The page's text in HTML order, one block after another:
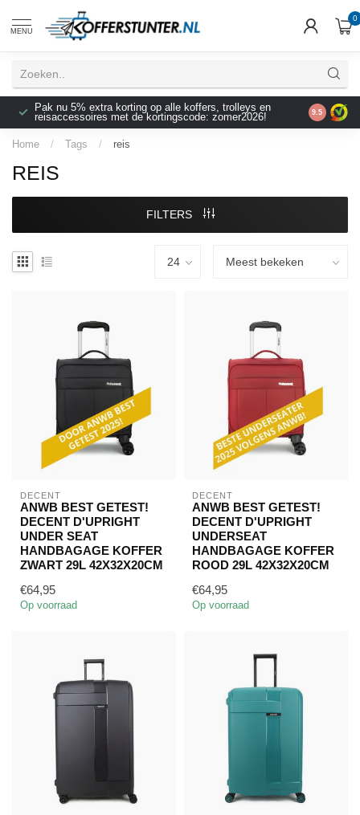
MENU
0
Pak nu 5% extra korting op alle koffers, trolleys en
reisaccessoires met de kortingscode: zomer2026!
9.5
Home / Tags / reis
REIS
FILTERS
DECENT
ANWB BEST GETEST!
DECENT D'UPRIGHT
UNDER SEAT
HANDBAGAGE KOFFER
ZWART 29L 42X32X20CM
€64,95
Op voorraad
DECENT
ANWB BEST GETEST!
DECENT D'UPRIGHT
UNDERSEAT
HANDBAGAGE KOFFER
ROOD 29L 42X32X20CM
€64,95
Op voorraad